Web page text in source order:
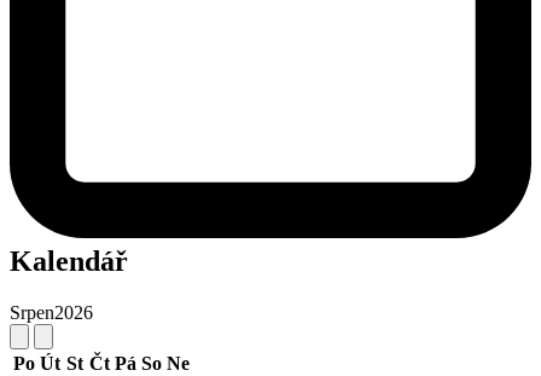
Kalendář
Srpen2026
Po Út St Čt Pá So Ne